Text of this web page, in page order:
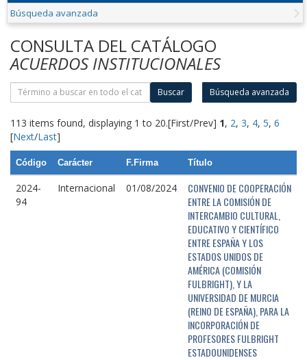
Búsqueda avanzada
CONSULTA DEL CATÁLOGO
ACUERDOS INSTITUCIONALES
Buscar Búsqueda avanzada
113 items found, displaying 1 to 20.[First/Prev] 1, 2, 3, 4, 5, 6
[Next/Last]
Código Carácter F.Firma Título
2024-
94
Internacional 01/08/2024
CONVENIO DE COOPERACIÓN
ENTRE LA COMISIÓN DE
INTERCAMBIO CULTURAL,
EDUCATIVO Y CIENTÍFICO
ENTRE ESPAÑA Y LOS
ESTADOS UNIDOS DE
AMÉRICA (COMISIÓN
FULBRIGHT), Y LA
UNIVERSIDAD DE MURCIA
(REINO DE ESPAÑA), PARA LA
INCORPORACIÓN DE
PROFESORES FULBRIGHT
ESTADOUNIDENSES